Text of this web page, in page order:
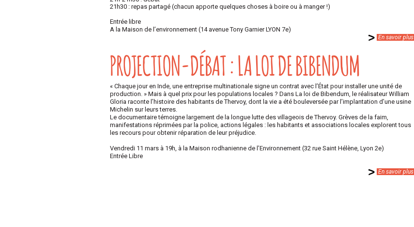
21h30 : repas partagé (chacun apporte quelques choses à boire ou à manger !)
Entrée libre
A la Maison de l’environnement (14 avenue Tony Garnier LYON 7e)
En savoir plus
PROJECTION-DÉBAT : LA LOI DE BIBENDUM
« Chaque jour en Inde, une entreprise multinationale signe un contrat avec l’État pour installer une unité de
production. » Mais à quel prix pour les populations locales ? Dans La loi de Bibendum, le réalisateur William
Gloria raconte l’histoire des habitants de Thervoy, dont la vie a été bouleversée par l’implantation d’une usine
Michelin sur leurs terres.
Le documentaire témoigne largement de la longue lutte des villageois de Thervoy. Grèves de la faim,
manifestations réprimées par la police, actions légales : les habitants et associations locales explorent tous
les recours pour obtenir réparation de leur préjudice.
Vendredi 11 mars à 19h, à la Maison rodhanienne de l’Environnement (32 rue Saint Hélène, Lyon 2e)
Entrée Libre
En savoir plus